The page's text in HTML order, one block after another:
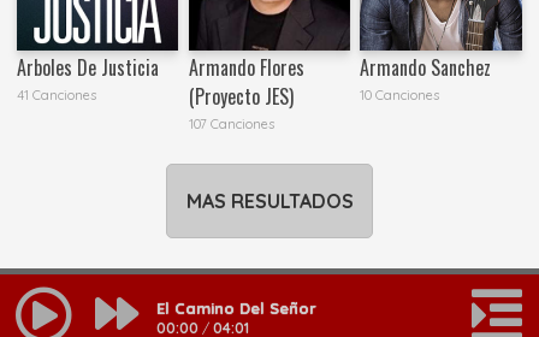
Arboles De Justicia
41 Canciones
Armando Flores
(Proyecto JES)
107 Canciones
Armando Sanchez
10 Canciones
MAS RESULTADOS
El Camino Del Señor
00:00 / 04:01